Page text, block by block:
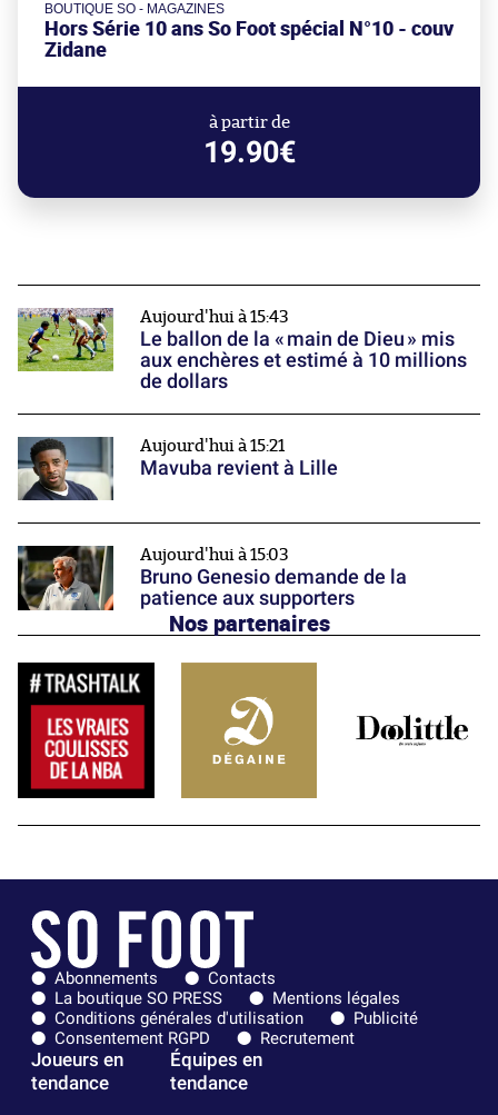
BOUTIQUE SO - MAGAZINES
Hors Série 10 ans So Foot spécial N°10 - couv
Zidane
à partir de
19.90€
Aujourd'hui à 15:43
Le ballon de la « main de Dieu » mis
aux enchères et estimé à 10 millions
de dollars
Aujourd'hui à 15:21
Mavuba revient à Lille
Aujourd'hui à 15:03
Bruno Genesio demande de la
patience aux supporters
Nos partenaires
Abonnements
Contacts
La boutique SO PRESS
Mentions légales
Conditions générales d'utilisation
Publicité
Consentement RGPD
Recrutement
Joueurs en
tendance
Équipes en
tendance